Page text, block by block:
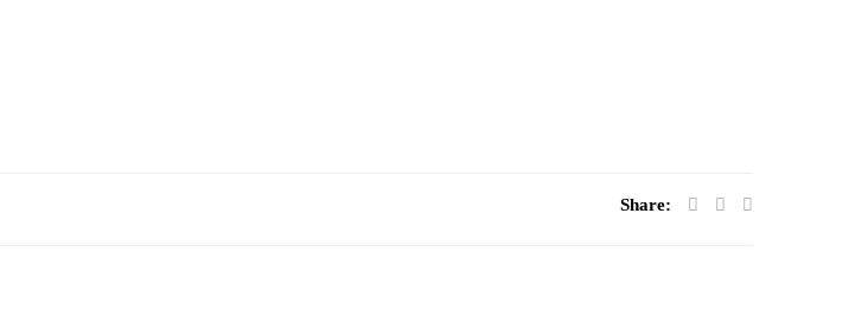
Share: